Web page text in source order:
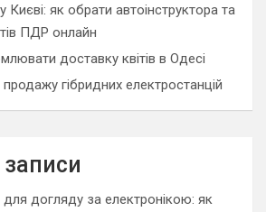
Києві: як обрати автоінструктора та
ПДР онлайн
доставку квітів в Одесі
продажу гібридних електростанцій
догляду за електронікою: як